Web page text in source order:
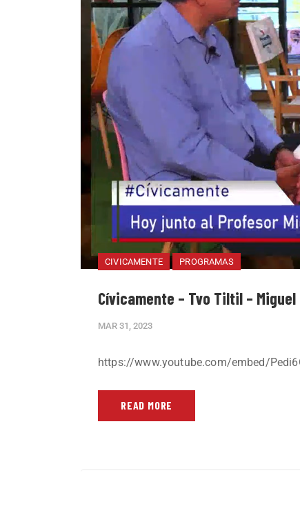
CIVICAMENTE PROGRAMAS
Cívicamente – Tvo Tiltil – Miguel
MAR 31, 2023
https://www.youtube.com/embed/
READ MORE